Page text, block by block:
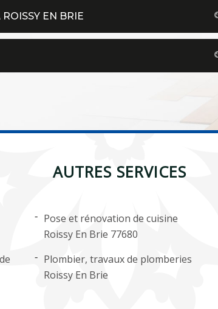
EN BRIE
AUTRES SERVICES
Pose et rénovation de cuisine
Roissy En Brie 77680
Plombier, travaux de plomberies
Roissy En Brie